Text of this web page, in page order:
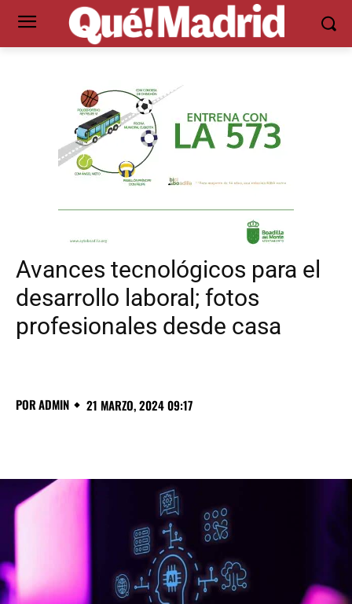
Avances tecnológicos para el
desarrollo laboral; fotos
profesionales desde casa
PORADMIN 21 MARZO, 2024 09:17